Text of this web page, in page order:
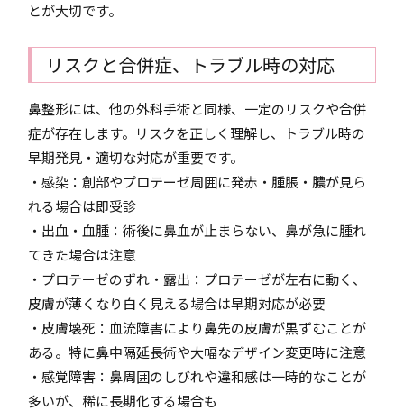
とが大切です。
リスクと合併症、トラブル時の対応
鼻整形には、他の外科手術と同様、一定のリスクや合併
症が存在します。リスクを正しく理解し、トラブル時の
早期発見・適切な対応が重要です。
・感染：創部やプロテーゼ周囲に発赤・腫脹・膿が見ら
れる場合は即受診
・出血・血腫：術後に鼻血が止まらない、鼻が急に腫れ
てきた場合は注意
・プロテーゼのずれ・露出：プロテーゼが左右に動く、
皮膚が薄くなり白く見える場合は早期対応が必要
・皮膚壊死：血流障害により鼻先の皮膚が黒ずむことが
ある。特に鼻中隔延長術や大幅なデザイン変更時に注意
・感覚障害：鼻周囲のしびれや違和感は一時的なことが
多いが、稀に長期化する場合も